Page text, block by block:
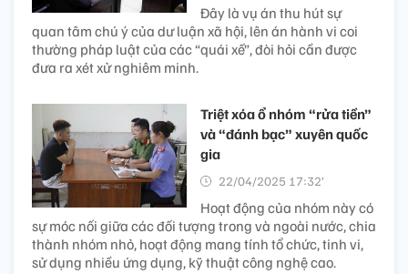
Đây là vụ án thu hút sự
quan tâm chú ý của dư luận xã hội, lên án hành vi coi
thường pháp luật của các “quái xế”, đòi hỏi cần được
đưa ra xét xử nghiêm minh.
Triệt xóa ổ nhóm “rửa tiền”
và “đánh bạc” xuyên quốc
gia
22/04/2025 17:32’
Hoạt động của nhóm này có
sự móc nối giữa các đối tượng trong và ngoài nước, chia
thành nhóm nhỏ, hoạt động mang tính tổ chức, tinh vi,
sử dụng nhiều ứng dụng, kỹ thuật công nghệ cao.